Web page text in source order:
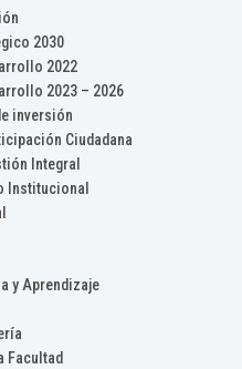
2030
2022
2023 – 2026
inversión
Ciudadana
Integral
Institucional
y Aprendizaje
Facultad